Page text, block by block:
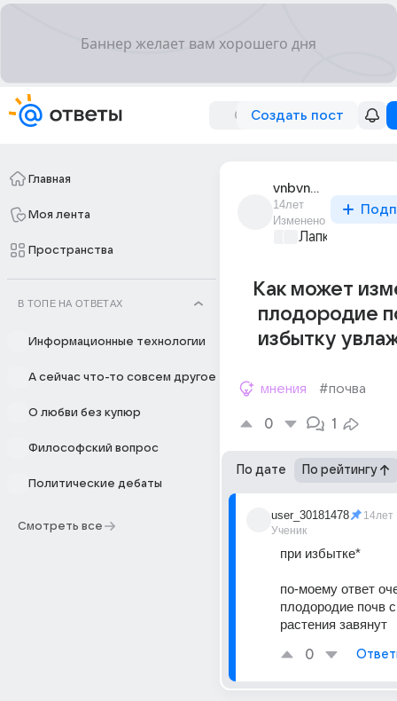
Создать пост
Главная
Моя лента
Пространства
В ТОПЕ НА ОТВЕТАХ
Информационные технологии
А сейчас что-то совсем другое
О любви без купюр
Философский вопрос
Политические дебаты
Смотреть все
vnbvnbv_nvbnbn
14лет
Изменено
Лапки и
Как может
плодородие
избытку
мнения #почва
0 1
По дате По рейтингу
user_30181478
Ученик
14лет
при избытке*
по-моему ответ
плодородие почв
растения завянут
0